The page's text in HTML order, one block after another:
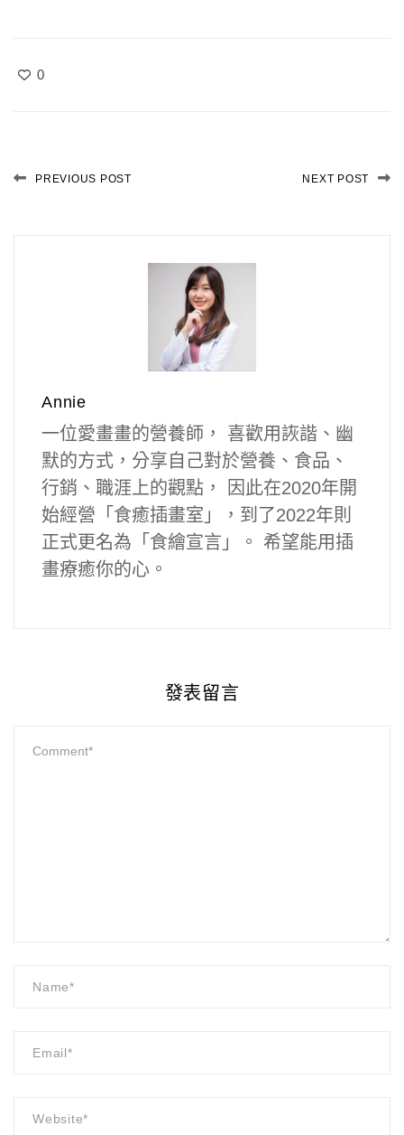
0
PREVIOUS POST NEXT POST
Annie
一位愛畫畫的營養師， 喜歡用詼諧、幽
默的方式，分享自己對於營養、食品、
行銷、職涯上的觀點， 因此在2020年開
始經營「食癒插畫室」，到了2022年則
正式更名為「食繪宣言」。 希望能用插
畫療癒你的心。
發表留言